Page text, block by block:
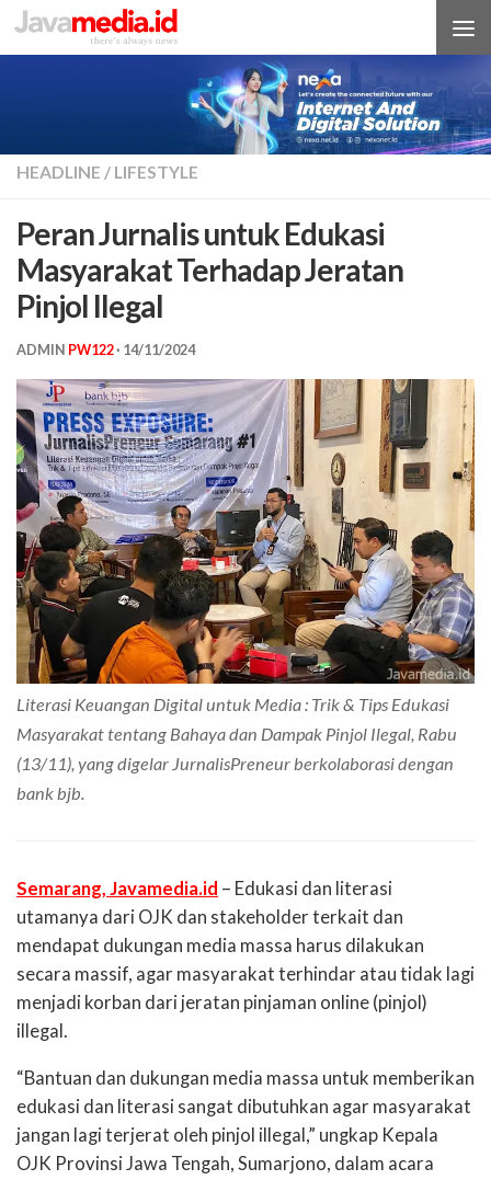
Skip to content
HEADLINE / LIFESTYLE
Peran Jurnalis untuk Edukasi
Masyarakat Terhadap Jeratan
Pinjol Ilegal
ADMIN PW122· 14/11/2024
Literasi Keuangan Digital untuk Media : Trik & Tips Edukasi
Masyarakat tentang Bahaya dan Dampak Pinjol Ilegal, Rabu
(13/11), yang digelar JurnalisPreneur berkolaborasi dengan
bank bjb.
Semarang, Javamedia.id – Edukasi dan literasi
utamanya dari OJK dan stakeholder terkait dan
mendapat dukungan media massa harus dilakukan
secara massif, agar masyarakat terhindar atau tidak lagi
menjadi korban dari jeratan pinjaman online (pinjol)
illegal.
“Bantuan dan dukungan media massa untuk memberikan
edukasi dan literasi sangat dibutuhkan agar masyarakat
jangan lagi terjerat oleh pinjol illegal,” ungkap Kepala
OJK Provinsi Jawa Tengah, Sumarjono, dalam acara